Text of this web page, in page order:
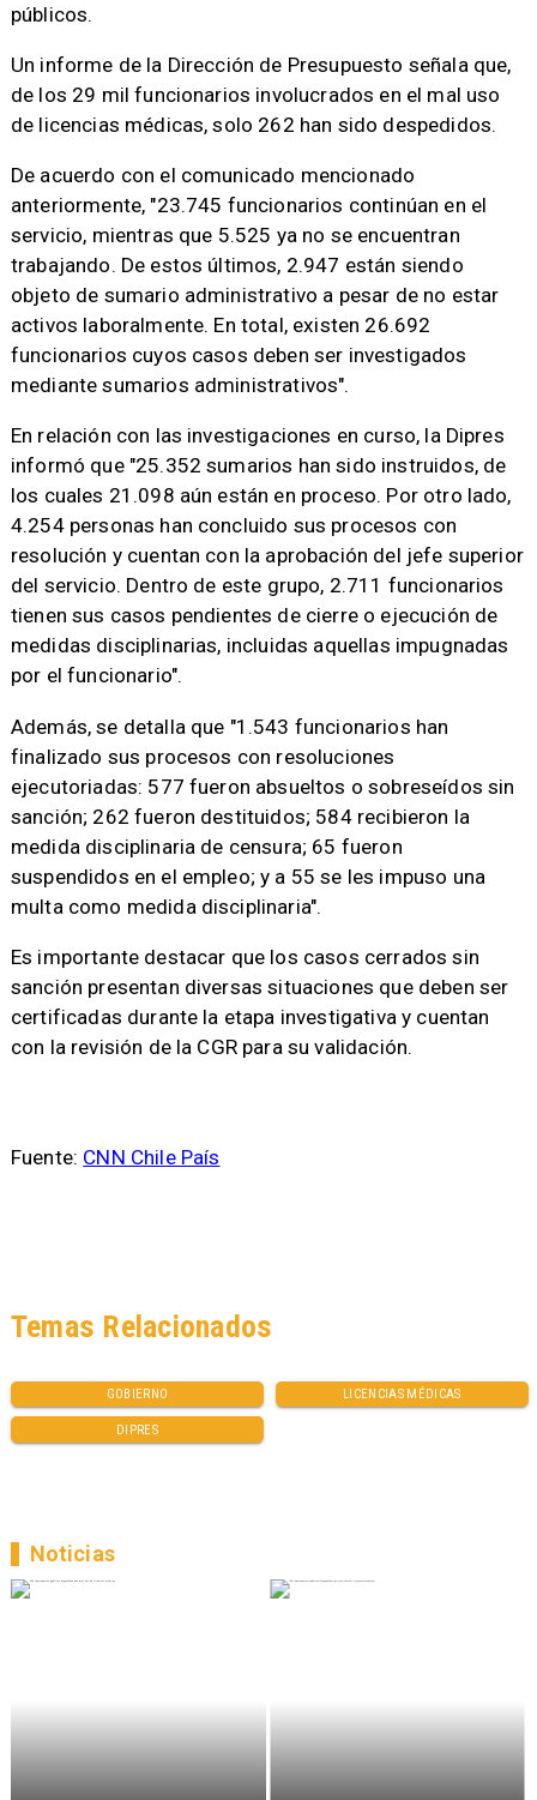
públicos.
Un informe de la Dirección de Presupuesto señala que,
de los 29 mil funcionarios involucrados en el mal uso
de licencias médicas, solo 262 han sido despedidos.
De acuerdo con el comunicado mencionado
anteriormente, "23.745 funcionarios continúan en el
servicio, mientras que 5.525 ya no se encuentran
trabajando. De estos últimos, 2.947 están siendo
objeto de sumario administrativo a pesar de no estar
activos laboralmente. En total, existen 26.692
funcionarios cuyos casos deben ser investigados
mediante sumarios administrativos".
En relación con las investigaciones en curso, la Dipres
informó que "25.352 sumarios han sido instruidos, de
los cuales 21.098 aún están en proceso. Por otro lado,
4.254 personas han concluido sus procesos con
resolución y cuentan con la aprobación del jefe superior
del servicio. Dentro de este grupo, 2.711 funcionarios
tienen sus casos pendientes de cierre o ejecución de
medidas disciplinarias, incluidas aquellas impugnadas
por el funcionario".
Además, se detalla que "1.543 funcionarios han
finalizado sus procesos con resoluciones
ejecutoriadas: 577 fueron absueltos o sobreseídos sin
sanción; 262 fueron destituidos; 584 recibieron la
medida disciplinaria de censura; 65 fueron
suspendidos en el empleo; y a 55 se les impuso una
multa como medida disciplinaria".
Es importante destacar que los casos cerrados sin
sanción presentan diversas situaciones que deben ser
certificadas durante la etapa investigativa y cuentan
con la revisión de la CGR para su validación.
Fuente: CNN Chile País
GOBIERNO LICENCIAS MÉDICAS
DIPRES
Temas Relacionados
Noticias